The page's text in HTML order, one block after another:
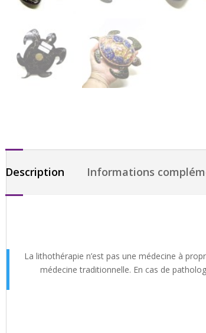
Description Informations
La lithothérapie n’est pas une médecine à
médecine traditionnelle. En cas de